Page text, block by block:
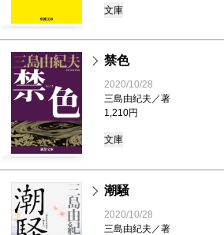
文庫
禁色
2020/10/28
三島由紀夫／著
1,210円
文庫
潮騒
2020/10/28
三島由紀夫／著